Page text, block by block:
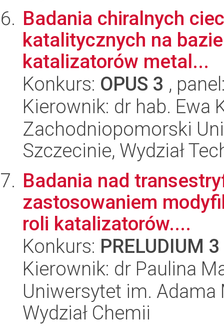
Badania chiralnych
katalitycznych na
katalizatorów metal...
Konkurs: OPUS 3 ,
Kierownik: dr hab. Ewa
Zachodniopomorski
Szczecinie, Wydział
Badania nad
zastosowaniem
roli katalizatorów....
Konkurs: PRELUDIUM 3
Kierownik: dr Paulina
Uniwersytet im.
Wydział Chemii